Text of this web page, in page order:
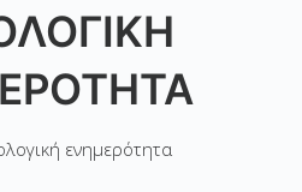
ενημερότητα